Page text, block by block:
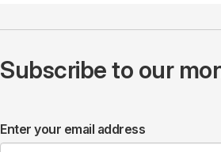
Subscribe to our
Enter your email address